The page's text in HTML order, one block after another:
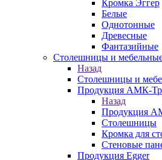
Кромка Эггер
Белые
Однотонные
Древесные
Фантазийные
Столешницы и
Назад
Столешницы и
Продукция АМК-
Назад
Продукция
Столешницы
Кромка для
Стеновые
Продукция Egger